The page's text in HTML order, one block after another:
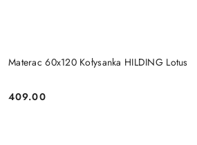
Materac 60x120 Kołysanka HILDING Lotus
Cena:
409.00